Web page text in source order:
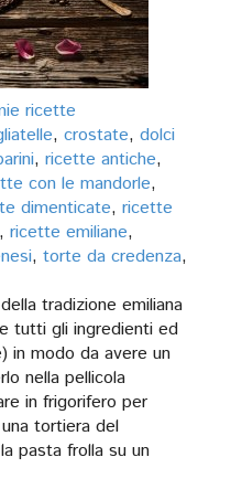
ricette
, crostate, dolci
, ricette antiche,
con le mandorle,
dimenticate, ricette
, ricette emiliane,
, torte da credenza,
tradizione emiliana
tutti gli ingredienti ed
in modo da avere un
nella pellicola
in frigorifero per
tortiera del
pasta frolla su un